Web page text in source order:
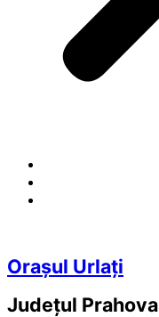
Orașul Urlați
Județul Prahova